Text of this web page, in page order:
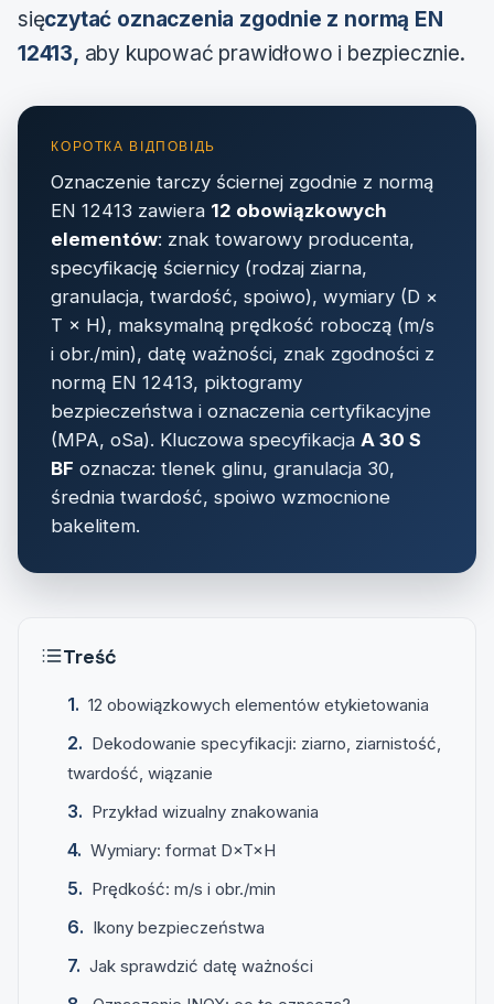
sięczytać oznaczenia zgodnie z normą EN
12413, aby kupować prawidłowo i bezpiecznie.
Oznaczenie tarczy ściernej zgodnie z normą
EN 12413 zawiera 12 obowiązkowych
elementów: znak towarowy producenta,
specyfikację ściernicy (rodzaj ziarna,
granulacja, twardość, spoiwo), wymiary (D ×
T × H), maksymalną prędkość roboczą (m/s
i obr./min), datę ważności, znak zgodności z
normą EN 12413, piktogramy
bezpieczeństwa i oznaczenia certyfikacyjne
(MPA, oSa). Kluczowa specyfikacjaA 30 S
BF oznacza: tlenek glinu, granulacja 30,
średnia twardość, spoiwo wzmocnione
bakelitem.
Treść
12 obowiązkowych elementów etykietowania
Dekodowanie specyfikacji: ziarno, ziarnistość,
twardość, wiązanie
Przykład wizualny znakowania
Wymiary: format D×T×H
Prędkość: m/s i obr./min
Ikony bezpieczeństwa
Jak sprawdzić datę ważności